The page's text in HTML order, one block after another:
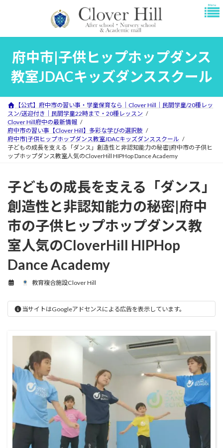
府中市|子供ヒップホップダンス
教室JDACキッズダンススクール
【公式】府中市の習い事・学童保育なら｜Clover Hill｜民間学童/20種レッ
スン/送迎付き｜民間学童22時まで・20種レッスン
Clover Hill府中の最新情報
府中市の習い事【Clover Hill】多彩な学びの選択肢
府中市|子供ヒップホップダンス教室JDACキッズダンススクール
子どもの成長を支える「ダンス」創造性と非認知能力の秘密|府中市の子供ヒ
ップホップダンス教室人気のCloverHill HIPHop Dance Academy
子どもの成長を支える「ダンス」
創造性と非認知能力の秘密|府中
市の子供ヒップホップダンス教
室人気のCloverHill HIPHop
Dance Academy
教育複合施設Clover Hill
当サイトはGoogleアドセンスによる広告を表示しています。